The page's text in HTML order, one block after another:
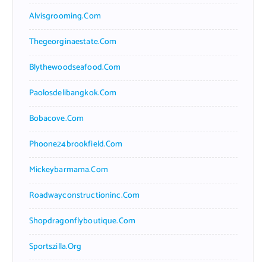
Alvisgrooming.com
Thegeorginaestate.com
Blythewoodseafood.com
Paolosdelibangkok.com
Bobacove.com
Phoone24brookfield.com
Mickeybarmama.com
Roadwayconstructioninc.com
Shopdragonflyboutique.com
Sportszilla.org